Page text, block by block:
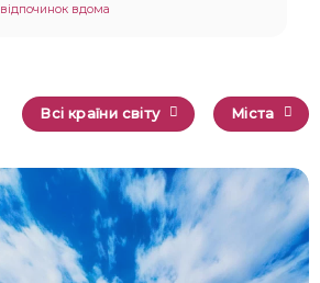
відпочинок вдома
Всі країни світу Міста